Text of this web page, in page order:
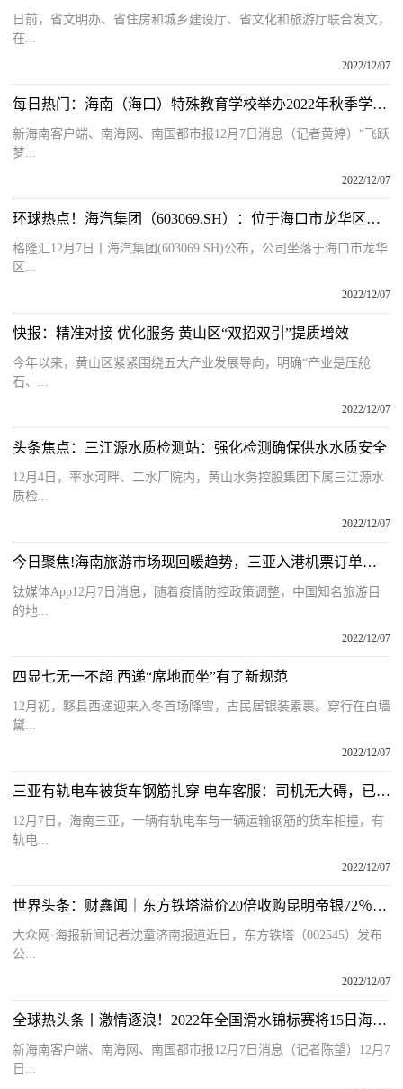
日前，省文明办、省住房和城乡建设厅、省文化和旅游厅联合发文，
在...
2022/12/07
每日热门：海南（海口）特殊教育学校举办2022年秋季学生田径运动会
新海南客户端、南海网、南国都市报12月7日消息（记者黄婷）“飞跃
梦...
2022/12/07
环球热点！海汽集团（603069.SH）：位于海口市龙华区南海大道32号地块的土地使用权及地上资产将被收回 总补偿款1.42亿元
格隆汇12月7日丨海汽集团(603069 SH)公布，公司坐落于海口市龙华
区...
2022/12/07
快报：精准对接 优化服务 黄山区“双招双引”提质增效
今年以来，黄山区紧紧围绕五大产业发展导向，明确“产业是压舱
石、...
2022/12/07
头条焦点：三江源水质检测站：强化检测确保供水水质安全
12月4日，率水河畔、二水厂院内，黄山水务控股集团下属三江源水
质检...
2022/12/07
今日聚焦!海南旅游市场现回暖趋势，三亚入港机票订单大增
钛媒体App12月7日消息，随着疫情防控政策调整，中国知名旅游目
的地...
2022/12/07
四显七无一不超 西递“席地而坐”有了新规范
12月初，黟县西递迎来入冬首场降雪，古民居银装素裹。穿行在白墙
黛...
2022/12/07
三亚有轨电车被货车钢筋扎穿 电车客服：司机无大碍，已恢复运营
12月7日，海南三亚，一辆有轨电车与一辆运输钢筋的货车相撞，有
轨电...
2022/12/07
世界头条：财鑫闻｜东方铁塔溢价20倍收购昆明帝银72％股权，投资者为何要求立即停止？
大众网·海报新闻记者沈童济南报道近日，东方铁塔（002545）发布
公...
2022/12/07
全球热头条丨激情逐浪！2022年全国滑水锦标赛将15日海口开赛
新海南客户端、南海网、南国都市报12月7日消息（记者陈望）12月7
日...